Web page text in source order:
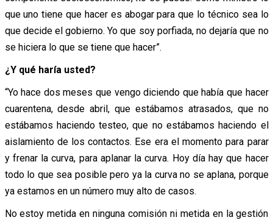
que uno tiene que hacer es abogar para que lo técnico sea lo
que decide el gobierno. Yo que soy porfiada, no dejaría que no
se hiciera lo que se tiene que hacer”.
¿Y qué haría usted?
“Yo hace dos meses que vengo diciendo que había que hacer
cuarentena, desde abril, que estábamos atrasados, que no
estábamos haciendo testeo, que no estábamos haciendo el
aislamiento de los contactos. Ese era el momento para parar
y frenar la curva, para aplanar la curva. Hoy día hay que hacer
todo lo que sea posible pero ya la curva no se aplana, porque
ya estamos en un número muy alto de casos.
No estoy metida en ninguna comisión ni metida en la gestión